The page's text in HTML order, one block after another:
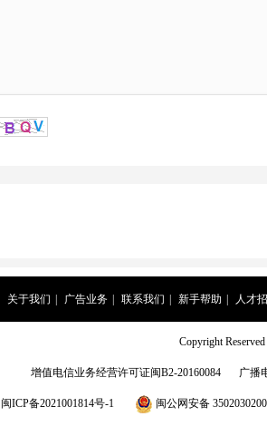
关于我们 广告业务 联系我们 新手帮助 人才
Copyright
增值电信业务经营许可证闽B2-20160084 广播
闽ICP备2021001814号-1 闽公网安备